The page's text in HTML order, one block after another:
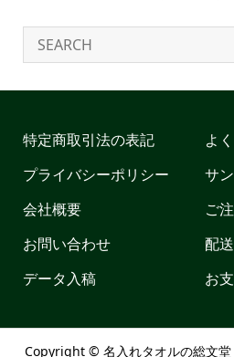
特定商取引法の表記
プライバシーポリシー
会社概要
お問い合わせ
データ入稿
よ
サ
ご
配
お
Copyright © 名入れタオルの総文